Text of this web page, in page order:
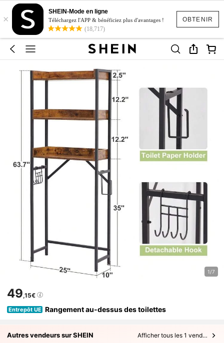
OBTENIR
×
SHEIN-Mode en ligne
Téléchargez l'APP & bénéficiez plus d'avantages !
(18,717)
1/7
49,15€
Entrepôt UE Rangement au-dessus des toilettes
Autres vendeurs sur SHEIN Afficher tous les 1 vendeurs